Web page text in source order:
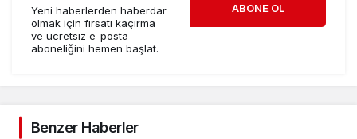
Yeni haberlerden haberdar
olmak için fırsatı kaçırma
ve ücretsiz e-posta
aboneliğini hemen başlat.
ABONE OL
Benzer Haberler